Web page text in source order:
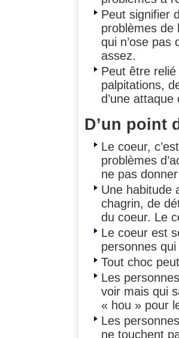
Peut signifier
problèmes de
qui n’ose pas
assez.
Peut être
palpitations,
d’une
D’un point
Le coeur,
problèmes
ne pas
Une habitude
chagrin, de
du coeur. Le
Le coeur est
personnes
Tout choc
Les
voir mais qui
« hou » pour
Les
ne touchent